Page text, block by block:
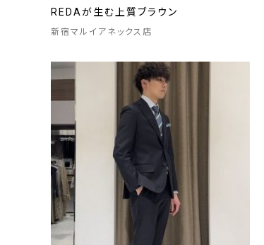
REDAが生む上質ブラウン
新宿マルイアネックス店